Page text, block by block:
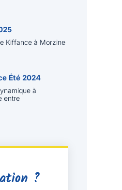
Kiffance à Morzine
Été 2024
à
entre
?